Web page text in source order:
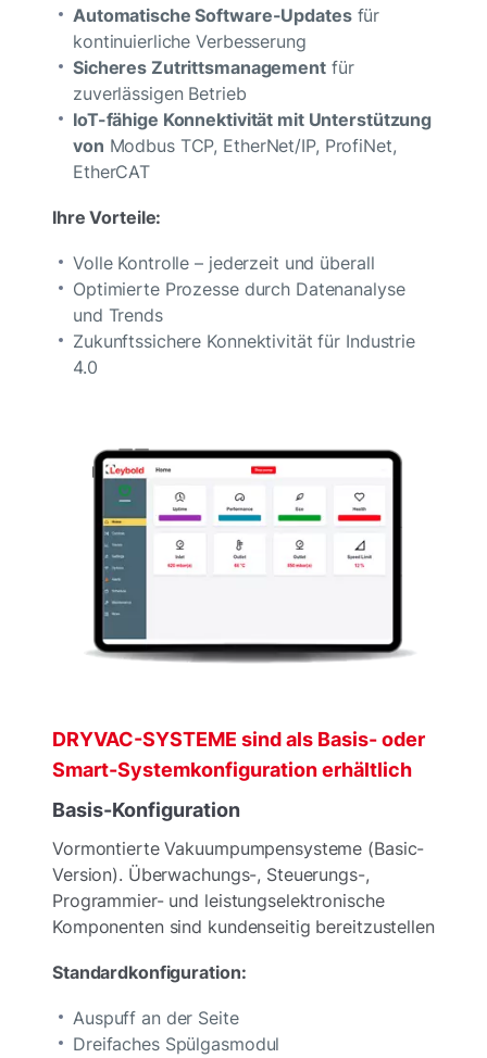
Automatische Software-Updatesfür
kontinuierliche Verbesserung
Sicheres Zutrittsmanagementfür
zuverlässigen Betrieb
IoT-fähige Konnektivität mit Unterstützung
von Modbus TCP, EtherNet/IP, ProfiNet,
EtherCAT
Ihre Vorteile:
Volle Kontrolle – jederzeit und überall
Optimierte Prozesse durch Datenanalyse
und Trends
Zukunftssichere Konnektivität für Industrie
4.0
DRYVAC-SYSTEME sind als Basis- oder
Smart-Systemkonfiguration erhältlich
Basis-Konfiguration
Vormontierte Vakuumpumpensysteme (Basic-
Version). Überwachungs-, Steuerungs-,
Programmier- und leistungselektronische
Komponenten sind kundenseitig bereitzustellen
Standardkonfiguration:
Auspuff an der Seite
Dreifaches Spülgasmodul